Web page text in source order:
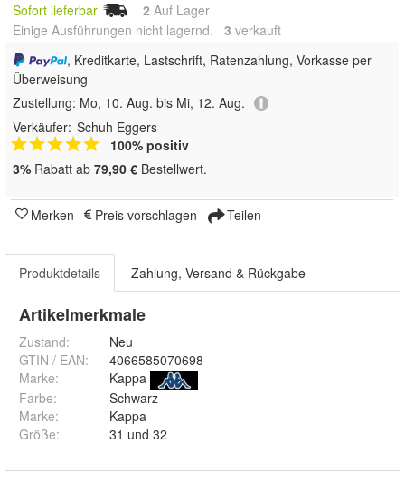
Sofort lieferbar 2 Auf Lager
Einige Ausführungen nicht lagernd. 3 verkauft
, Kreditkarte, Lastschrift, Ratenzahlung, Vorkasse per
Überweisung
Zustellung: Mo, 10. Aug. bis Mi, 12. Aug.
Verkäufer: Schuh Eggers
100% positiv
3% Rabatt ab 79,90 € Bestellwert.
Merken Preis vorschlagen Teilen
Produktdetails Zahlung, Versand & Rückgabe
Artikelmerkmale
Zustand:
Neu
GTIN / EAN:
4066585070698
Marke:
Kappa
Farbe:
Schwarz
Marke:
Kappa
Größe: 31 und 32